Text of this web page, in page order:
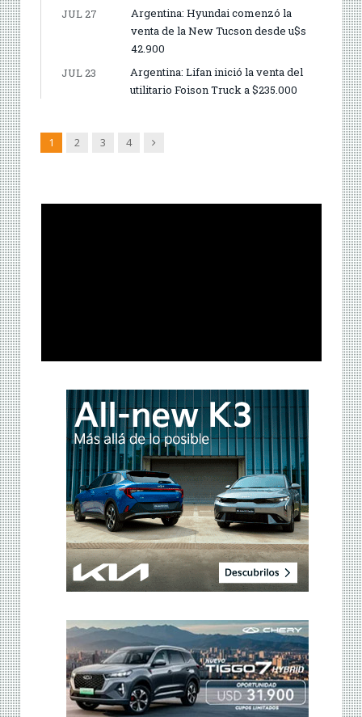
JUL 27
Argentina: Hyundai comenzó la
venta de la New Tucson desde u$s
42.900
JUL 23
Argentina: Lifan inició la venta del
utilitario Foison Truck a $235.000
1 2 3 4 Siguiente